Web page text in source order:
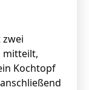
mitteilt,
Kochtopf